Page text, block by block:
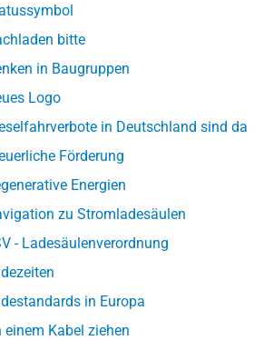
bitte
in Baugruppen
Logo
in Deutschland sind da
Förderung
Energien
zu Stromladesäulen
- Ladesäulenverordnung
in Europa
einem Kabel ziehen